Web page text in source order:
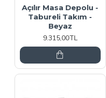
Açılır Masa Depolu -
Tabureli Takım -
Beyaz
9.315,00TL